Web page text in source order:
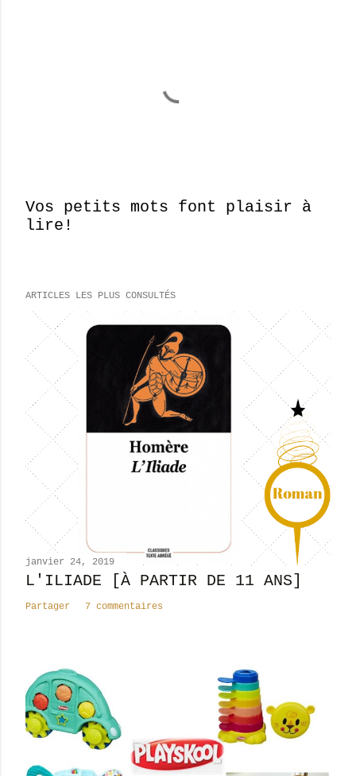
E
g
t
r
c
m
n
t
i
Vos petits mots font plaisir à
lire!
ARTICLES LES PLUS CONSULTÉS
janvier 24, 2019
L'ILIADE [À PARTIR DE 11 ANS]
Partager 7 commentaires